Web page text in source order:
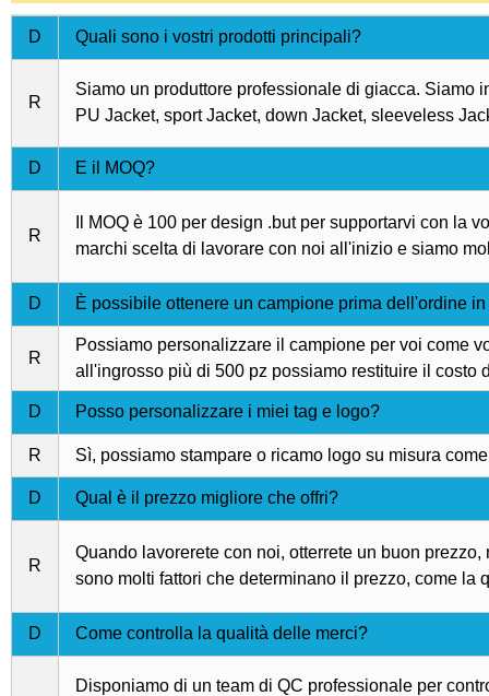
D Quali sono i vostri prodotti principali?
R
Siamo un produttore professionale di giacca. Siamo
PU Jacket, sport Jacket, down Jacket, sleeveless
D E il MOQ?
R
Il MOQ è 100 per design .but per supportarvi con la
marchi scelta di lavorare con noi all'inizio e siamo
D È possibile ottenere un campione prima dell'ordine
R
Possiamo personalizzare il campione per voi come
all'ingrosso più di 500 pz possiamo restituire il costo
D Posso personalizzare i miei tag e logo?
R Sì, possiamo stampare o ricamo logo su misura
D Qual è il prezzo migliore che offri?
R
Quando lavorerete con noi, otterrete un buon
sono molti fattori che determinano il prezzo, come
D Come controlla la qualità delle merci?
Disponiamo di un team di QC professionale per